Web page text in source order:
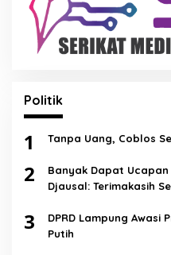
Politik
1 Tanpa Uang, Coblos
2
Banyak Dapat
Djausal: Terimakasih
3
DPRD Lampung Awasi
Putih